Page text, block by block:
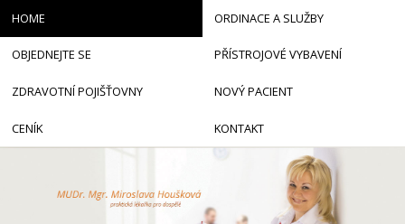
HOME ORDINACE A SLUŽBY
OBJEDNEJTE SE PŘÍSTROJOVÉ VYBAVENÍ
ZDRAVOTNÍ POJIŠŤOVNY NOVÝ PACIENT
CENÍK KONTAKT